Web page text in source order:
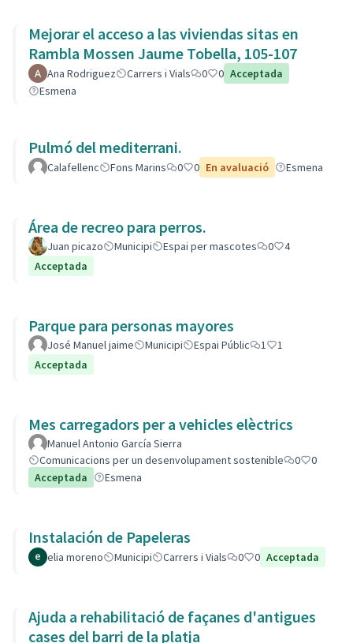
Mejorar el acceso a las viviendas sitas en
Rambla Mossen Jaume Tobella, 105-107
Ana Rodriguez Carrers i Vials 0 0 Acceptada
Esmena
Pulmó del mediterrani.
Calafellenc Fons Marins 0 0 En avaluació Esmena
Área de recreo para perros.
Juan picazo Municipi Espai per mascotes 0
4
Acceptada
Parque para personas mayores
José Manuel jaime Municipi Espai Públic 1
1
Acceptada
Mes carregadors per a vehicles elèctrics
Manuel Antonio García Sierra
Comunicacions per un desenvolupament sostenible
0
0
Acceptada
Esmena
Instalación de Papeleras
elia moreno Municipi Carrers i Vials 0 0 Acceptada
Ajuda a rehabilitació de façanes d'antigues
cases del barri de la platja